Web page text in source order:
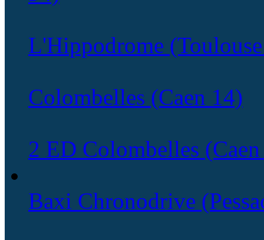
L'Hippodrome
Colombelles (Caen 14)
2 ED Colombelles
Baxi Chronodrive